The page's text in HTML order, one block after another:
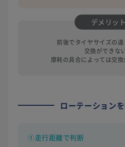
デメリット
前後でタイヤサイズの違
交換ができない
摩耗の具合によっては交換
ローテーション
①走行距離で判断